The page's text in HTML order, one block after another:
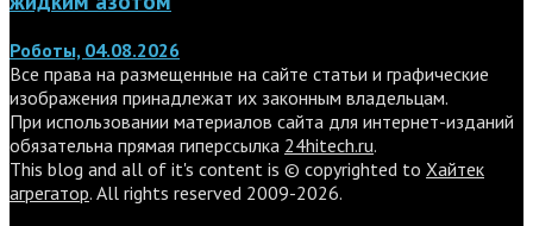
Роботы, 04.08.2026
Все права на размещенные на сайте статьи и графические
изображения принадлежат их законным владельцам.
При использовании материалов сайта для интернет-изданий
обязательна прямая гиперссылка 24hitech.ru.
This blog and all of it's content is © copyrighted to Хайтек
агрегатор. All rights reserved 2009-2026.